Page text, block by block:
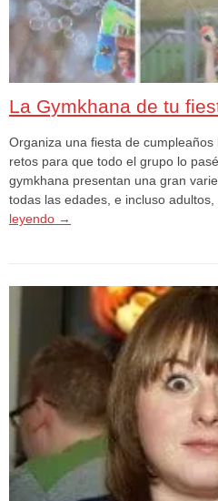
La Gymkhana de tu
Organiza una fiesta de
retos para que todo el grupo lo
gymkhana presentan una gran
todas las edades, e incluso
leyendo →